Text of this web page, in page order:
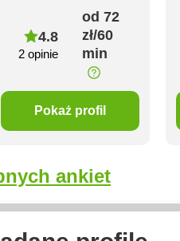
4.8
2 opinie
od 72
zł/60
min
Pokaż profil
ankiet